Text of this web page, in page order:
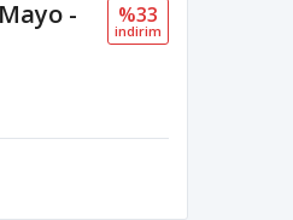
-
%33
i̇ndi̇ri̇m